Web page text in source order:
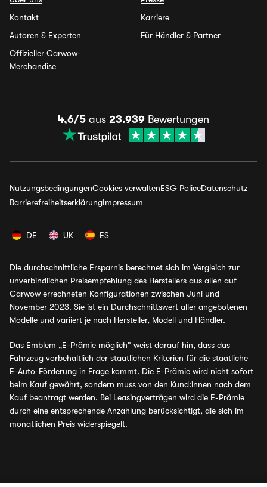
Kontakt
Autoren & Experten
Offizieller Carwow-
Merchandise
Karriere
Für Händler & Partner
4,6/5 aus 23.939 Bewertungen
NutzungsbedingungenCookies verwaltenESG PoliceDatenschutz
BarrierefreiheitserklärungImpressum
DE UK ES
Die durchschnittliche Ersparnis berechnet sich im Vergleich zur
unverbindlichen Preisempfehlung des Herstellers aus allen auf
Carwow errechneten Konfigurationen zwischen Juni und
November 2023. Sie ist ein Durchschnittswert aller angebotenen
Modelle und variiert je nach Hersteller, Modell und Händler.
Das Emblem „E-Prämie möglich" weist darauf hin, dass das
Fahrzeug vorbehaltlich der staatlichen Kriterien für die staatliche
E-Auto-Förderung in Frage kommt. Die E-Prämie wird nicht sofort
beim Kauf gewährt, sondern muss von den Kund:innen nach dem
Kauf beantragt werden. Bei Leasingverträgen wird die E-Prämie
durch eine entsprechende Anzahlung berücksichtigt, die sich im
monatlichen Preis widerspiegelt.